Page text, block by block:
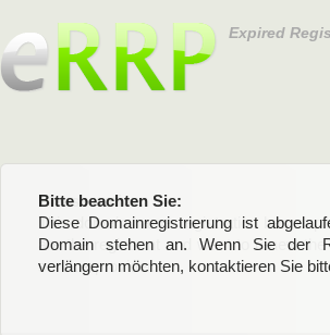
Expired
Please notice:
This domain name registration has
are the registrant and want to renew
service provider.
Bitte beachten Sie:
Diese Domainregistrierung ist
Domain stehen an. Wenn Sie der
verlängern möchten, kontaktieren Sie